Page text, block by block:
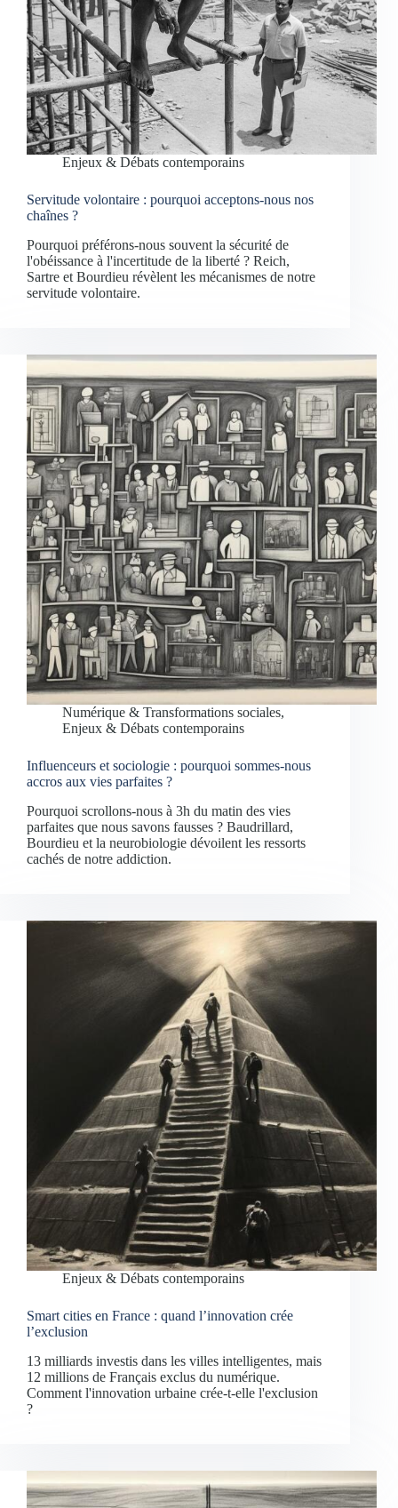
Enjeux & Débats contemporains
Servitude volontaire : pourquoi acceptons-nous nos
chaînes ?
Pourquoi préférons-nous souvent la sécurité de
l'obéissance à l'incertitude de la liberté ? Reich,
Sartre et Bourdieu révèlent les mécanismes de notre
servitude volontaire.
Numérique & Transformations sociales,
Enjeux & Débats contemporains
Influenceurs et sociologie : pourquoi sommes-nous
accros aux vies parfaites ?
Pourquoi scrollons-nous à 3h du matin des vies
parfaites que nous savons fausses ? Baudrillard,
Bourdieu et la neurobiologie dévoilent les ressorts
cachés de notre addiction.
Enjeux & Débats contemporains
Smart cities en France : quand l’innovation crée
l’exclusion
13 milliards investis dans les villes intelligentes, mais
12 millions de Français exclus du numérique.
Comment l'innovation urbaine crée-t-elle l'exclusion
?